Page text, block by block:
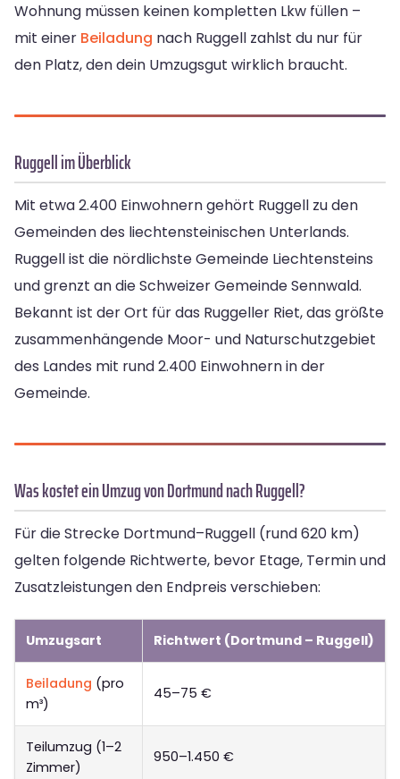
Wohnung müssen keinen kompletten Lkw füllen –
mit einer Beiladung nach Ruggell zahlst du nur für
den Platz, den dein Umzugsgut wirklich braucht.
Ruggell im Überblick
Mit etwa 2.400 Einwohnern gehört Ruggell zu den
Gemeinden des liechtensteinischen Unterlands.
Ruggell ist die nördlichste Gemeinde Liechtensteins
und grenzt an die Schweizer Gemeinde Sennwald.
Bekannt ist der Ort für das Ruggeller Riet, das größte
zusammenhängende Moor- und Naturschutzgebiet
des Landes mit rund 2.400 Einwohnern in der
Gemeinde.
Was kostet ein Umzug von Dortmund nach Ruggell?
Für die Strecke Dortmund–Ruggell (rund 620 km)
gelten folgende Richtwerte, bevor Etage, Termin und
Zusatzleistungen den Endpreis verschieben:
Umzugsart Richtwert (Dortmund – Ruggell)
Beiladung (pro
m³)
45–75 €
Teilumzug (1–2
Zimmer)
950–1.450 €